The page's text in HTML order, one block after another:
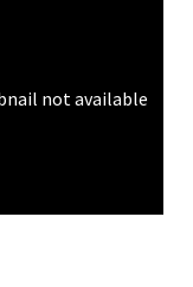
not available